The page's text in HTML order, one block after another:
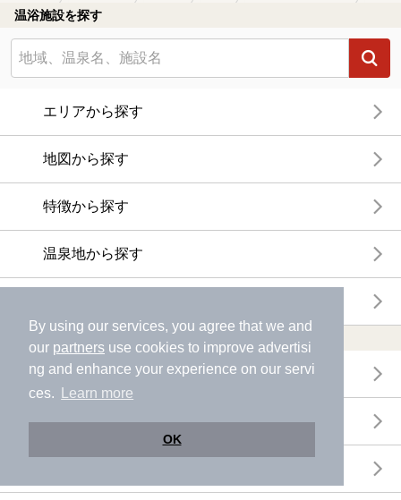
By using our services, you agree that we and
our partners use cookies to improve advertisi
ng and enhance your experience on our servi
ces.
Learn more
OK
温浴施設を探す
エリアから探す
地図から探す
特徴から探す
温泉地から探す
おトクに利用する
電子チケットが利用できる施設一覧
クーポンが利用できる施設一覧